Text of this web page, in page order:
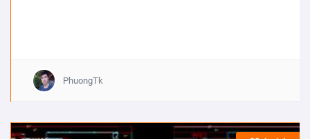
PhuongTk